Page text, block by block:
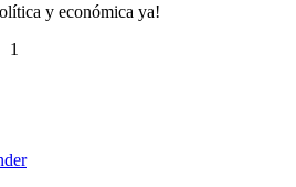
y económica ya!
1